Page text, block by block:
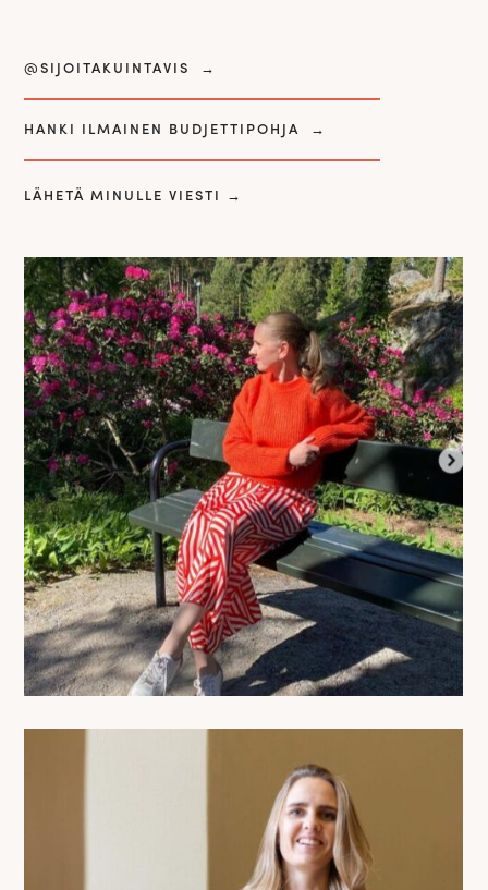
@SIJOITAKUINTAVIS →
HANKI ILMAINEN BUDJETTIPOHJA →
LÄHETÄ MINULLE VIESTI →